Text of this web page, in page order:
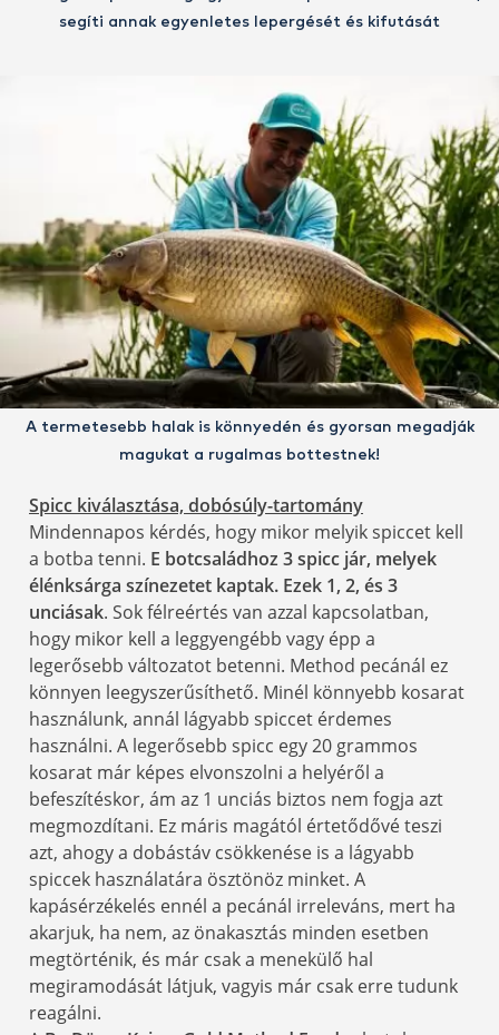
segíti annak egyenletes lepergését és kifutását
A termetesebb halak is könnyedén és gyorsan megadják
magukat a rugalmas bottestnek!
Spicc kiválasztása, dobósúly-tartomány
Mindennapos kérdés, hogy mikor melyik spiccet kell
a botba tenni. E botcsaládhoz 3 spicc jár, melyek
élénksárga színezetet kaptak. Ezek 1, 2, és 3
unciásak. Sok félreértés van azzal kapcsolatban,
hogy mikor kell a leggyengébb vagy épp a
legerősebb változatot betenni. Method pecánál ez
könnyen leegyszerűsíthető. Minél könnyebb kosarat
használunk, annál lágyabb spiccet érdemes
használni. A legerősebb spicc egy 20 grammos
kosarat már képes elvonszolni a helyéről a
befeszítéskor, ám az 1 unciás biztos nem fogja azt
megmozdítani. Ez máris magától értetődővé teszi
azt, ahogy a dobástáv csökkenése is a lágyabb
spiccek használatára ösztönöz minket. A
kapásérzékelés ennél a pecánál irreleváns, mert ha
akarjuk, ha nem, az önakasztás minden esetben
megtörténik, és már csak a menekülő hal
megiramodását látjuk, vagyis már csak erre tudunk
reagálni.